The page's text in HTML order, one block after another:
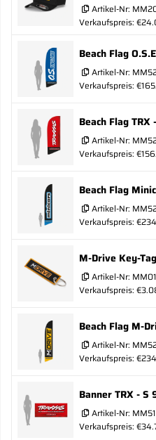
Artikel-Nr:
Verkaufspreis:
Beach Flag
Artikel-Nr:
Verkaufspreis:
Beach Flag TRX
Artikel-Nr:
Verkaufspreis:
Beach Flag
Artikel-Nr:
Verkaufspreis:
M-Drive Key-
Artikel-Nr:
Verkaufspreis:
Beach Flag M-
Artikel-Nr:
Verkaufspreis:
Banner TRX - S
Artikel-Nr:
Verkaufspreis: